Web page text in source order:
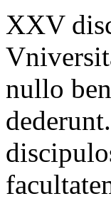
XXV
nullo